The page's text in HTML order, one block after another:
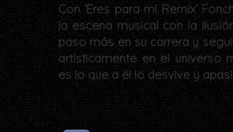
Con ‘Eres para mí Remix’
la escena musical con la
paso más en su carrera y
artísticamente en el universo
es lo que a él lo desvive y